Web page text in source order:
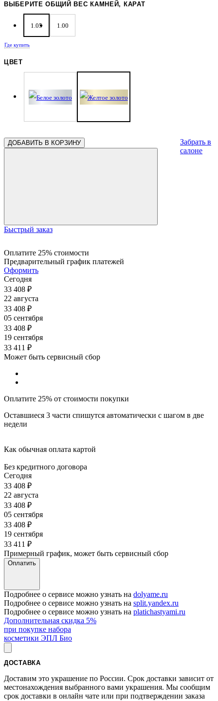
ВЫБЕРИТЕ ОБЩИЙ ВЕС КАМНЕЙ, КАРАТ
1.05 1.00
Где купить
ЦВЕТ
ДОБАВИТЬ В КОРЗИНУ
Быстрый заказ
Забрать в
салоне
Оплатите 25% стоимости
Предварительный график платежей
Оформить
Сегодня
33 408 ₽
22 августа
33 408 ₽
05 сентября
33 408 ₽
19 сентября
33 411 ₽
Может быть сервисный сбор
Оплатите 25% от стоимости покупки
Оставшиеся 3 части спишутся автоматически с шагом в две
недели
Как обычная оплата картой
Без кредитного договора
Сегодня
33 408 ₽
22 августа
33 408 ₽
05 сентября
33 408 ₽
19 сентября
33 411 ₽
Примерный график, может быть сервисный сбор
Оплатить
Подробнее о сервисе можно узнать на dolyame.ru
Подробнее о сервисе можно узнать на split.yandex.ru
Подробнее о сервисе можно узнать на platichastyami.ru
Дополнительная скидка 5%
при покупке набора
косметики ЭПЛ Био
ДОСТАВКА
Доставим это украшение по России. Срок доставки зависит от
местонахождения выбранного вами украшения. Мы сообщим
срок доставки в онлайн чате или при подтверждении заказа